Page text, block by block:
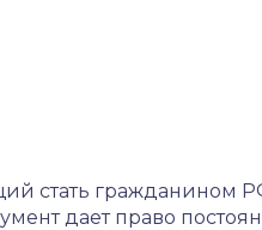
стать гражданином
дает право